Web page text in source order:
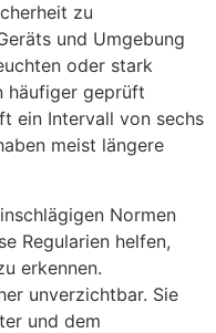
zu
und Umgebung
oder stark
häufiger geprüft
ein Intervall von sechs
meist längere
Normen
Regularien helfen,
erkennen.
unverzichtbar. Sie
und dem